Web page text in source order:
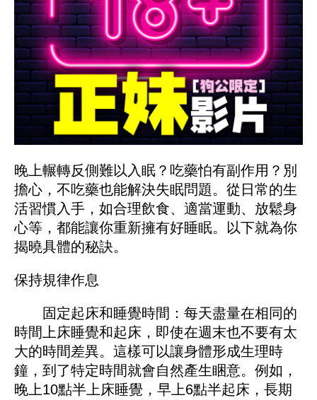
晚上輾轉反側難以入眠？吃藥怕有副作用？別
擔心，不吃藥也能解決失眠問題。從日常的生
活習慣入手，如合理飲食、適當運動、放鬆身
心等，都能讓你重新擁有好睡眠。以下就為你
揭曉具體的秘訣。
保持規律作息
固定起床和睡覺時間：每天盡量在相同的
時間上床睡覺和起床，即使在週末也不要有太
大的時間差異。這樣可以讓身體形成生理時
鐘，到了特定時間就會自然產生睏意。例如，
晚上10點半上床睡覺，早上6點半起床，長期